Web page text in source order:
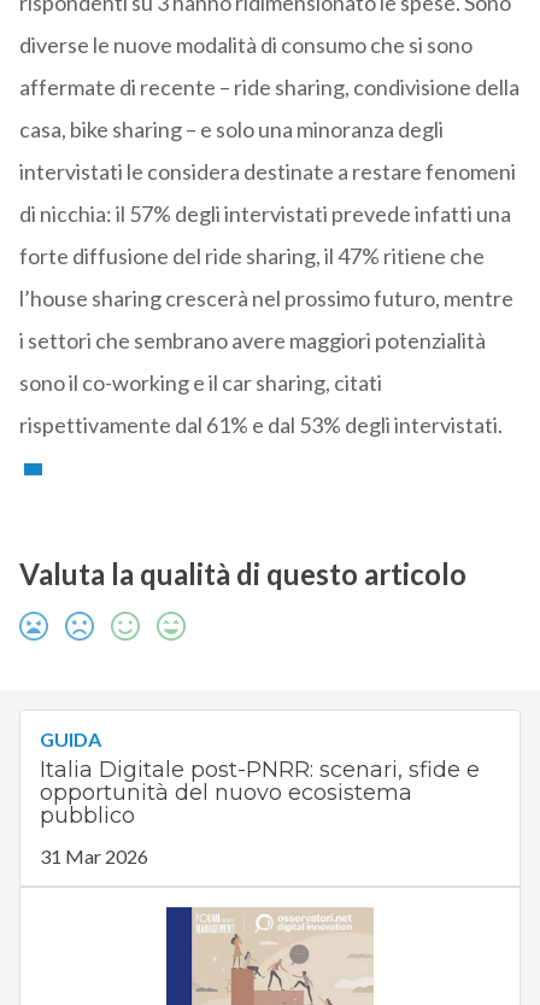
diverse le nuove modalità di consumo che si sono
affermate di recente – ride sharing, condivisione della
casa, bike sharing – e solo una minoranza degli
intervistati le considera destinate a restare fenomeni
di nicchia: il 57% degli intervistati prevede infatti una
forte diffusione del ride sharing, il 47% ritiene che
l’house sharing crescerà nel prossimo futuro, mentre
i settori che sembrano avere maggiori potenzialità
sono il co-working e il car sharing, citati
rispettivamente dal 61% e dal 53% degli intervistati.
Valuta la qualità di questo articolo
GUIDA
Italia Digitale post-PNRR: scenari, sfide e
opportunità del nuovo ecosistema
pubblico
31 Mar 2026